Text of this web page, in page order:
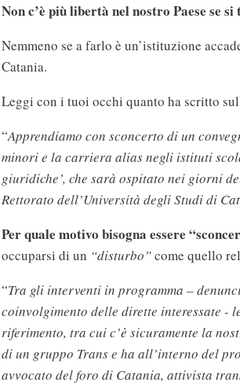
Non c’è più libertà nel nostro Paese se
Nemmeno se a farlo è un’istituzione
Catania.
Leggi con i tuoi occhi quanto ha scritto
“Apprendiamo con sconcerto di un
minori e la carriera alias negli istituti
giuridiche’, che sarà ospitato nei giorni
Rettorato dell’Università degli Studi di
Per quale motivo bisogna essere
occuparsi di un “disturbo”come quello
“Tra gli interventi in programma ­–
coinvolgimento delle dirette interessate -
riferimento, tra cui c’è sicuramente la
di un gruppo Trans e ha all’interno del
avvocato del foro di Catania, attivista